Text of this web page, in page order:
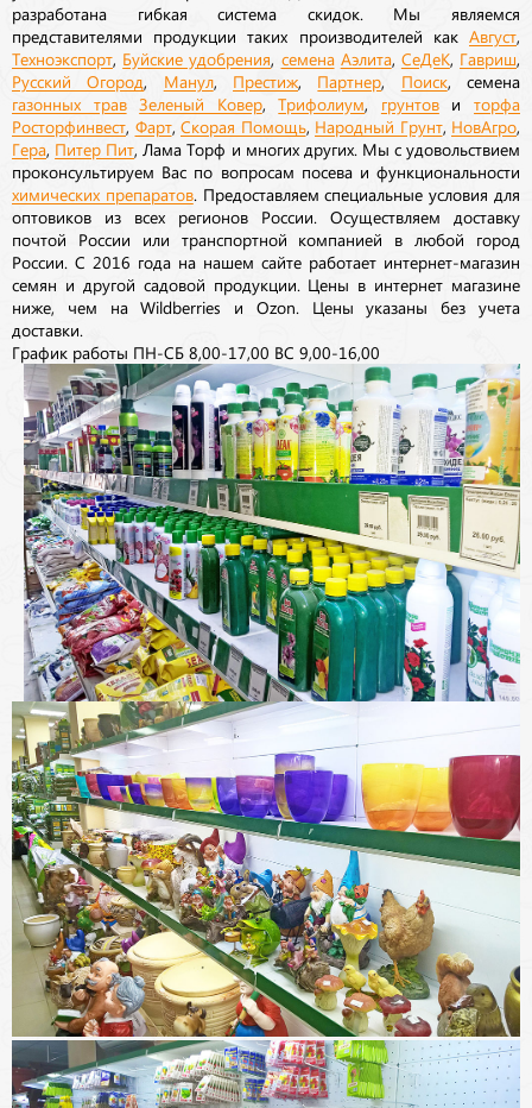
разработана гибкая система скидок. Мы являемся
представителями продукции таких производителей как Август
Техноэкспорт Буйские удобрения семена Аэлита, СеДеК Гавриш
Русский Огород Манул, Престиж Партнер Поиск, семена
газонных трав Зеленый Ковер,Трифолиум грунтовиторфа
Росторфинвест Фарт, Скорая Помощь Народный Грунт, НовАгро
Гера Питер Пит , Лама Торф и многих других. Мы с удовольствием
проконсультируем Вас по вопросам посева и функциональности
химических препаратов. Предоставляем специальные условия для
оптовиков из всех регионов России. Осуществляем доставку
почтой России или транспортной компанией в любой город
России. С 2016 года на нашем сайте работает интернет-магазин
семян и другой садовой продукции. Цены в интернет магазине
ниже, чем на Wildberries и Ozon. Цены указаны без учета
доставки.
График работы ПН-СБ 8,00-17,00 ВС 9,00-16,00